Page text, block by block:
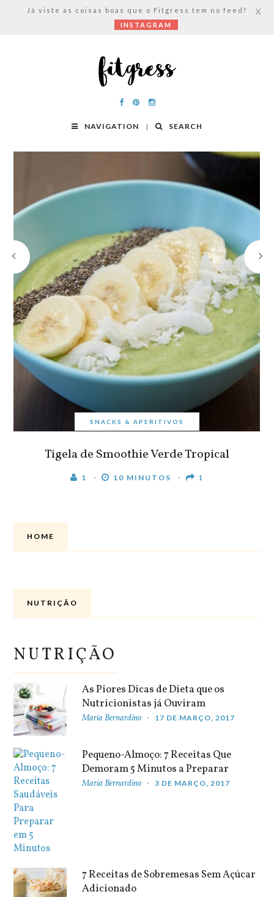
NAVIGATION SEARCH
SNACKS & APERITIVOS
Tigela de Smoothie Verde Tropical
1 10 MINUTOS 1
HOME
NUTRIÇÃO
NUTRIÇÃO
As Piores Dicas de Dieta que os
Nutricionistas já Ouviram
Maria Bernardino 17 DE MARÇO, 2017
Pequeno-Almoço: 7 Receitas Que
Demoram 5 Minutos a Preparar
Maria Bernardino 3 DE MARÇO, 2017
7 Receitas de Sobremesas Sem Açúcar
Adicionado
Já viste as coisas boas que o Fitgress tem no feed?
INSTAGRAM
X